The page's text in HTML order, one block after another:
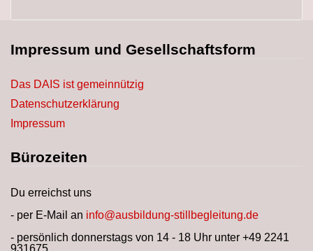
Impressum und Gesellschaftsform
Das DAIS ist gemeinnützig
Datenschutzerklärung
Impressum
Bürozeiten
Du erreichst uns
- per E-Mail an info@ausbildung-stillbegleitung.de
- persönlich donnerstags von 14 - 18 Uhr unter +49 2241
931675.